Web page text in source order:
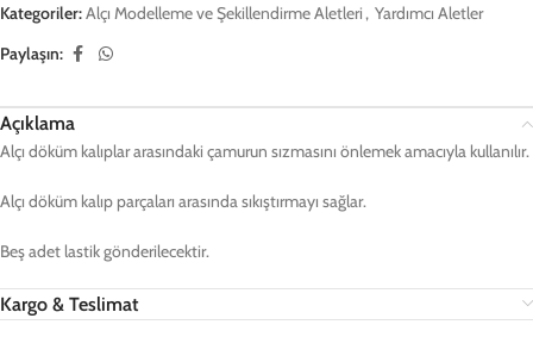
Kategoriler:Alçı Modelleme ve Şekillendirme Aletleri, Yardımcı Aletler
Paylaşın:
Açıklama
Alçı döküm kalıplar arasındaki çamurun sızmasını önlemek amacıyla kullanılır.
Alçı döküm kalıp parçaları arasında sıkıştırmayı sağlar.
Beş adet lastik gönderilecektir.
Kargo & Teslimat